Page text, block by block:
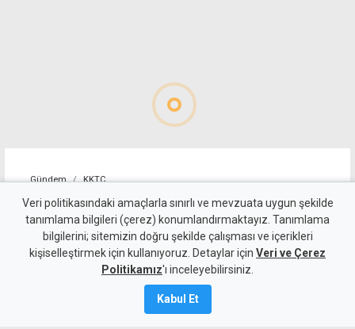
Gündem KKTC
Geçitköy'deki ölümlü kazada
sürücüyü gizlemeye
çalıştılar: 4 kişi tutuklandı
Veri politikasındaki amaçlarla sınırlı ve mevzuata uygun şekilde
tanımlama bilgileri (çerez) konumlandırmaktayız. Tanımlama
bilgilerini; sitemizin doğru şekilde çalışması ve içerikleri
kişiselleştirmek için kullanıyoruz. Detaylar için Veri ve Çerez
Politikamız'ı inceleyebilirsiniz.
Kabul Et